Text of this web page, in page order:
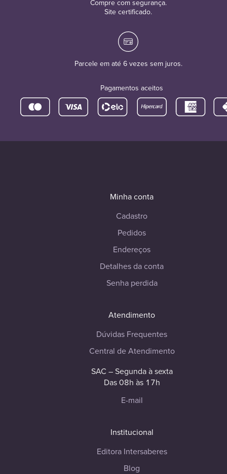
Compre com segurança.
Site certificado.
Parcele em até 6 vezes sem juros.
Pagamentos aceitos
Minha conta
Cadastro
Pedidos
Endereços
Detalhes da conta
Senha perdida
Atendimento
Dúvidas Frequentes
Central de Atendimento
SAC – Segunda à sexta
Das 08h às 17h
E-mail
Institucional
Editora Intersaberes
Blog